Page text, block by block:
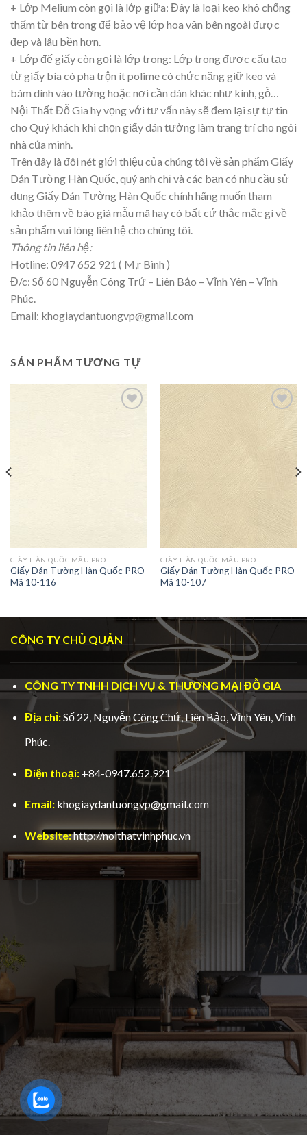
+ Lớp Melium còn gọi là lớp giữa: Đây là loại keo khô chống
thấm từ bên trong để bảo vệ lớp hoa văn bên ngoài được
đẹp và lâu bền hơn.
+ Lớp đế giấy còn gọi là lớp trong: Lớp trong được cấu tạo
từ giấy bìa có pha trộn ít polime có chức năng giữ keo và
bám dính vào tường hoặc nơi cần dán khác như kính, gỗ…
Nội Thất Đỗ Gia hy vọng với tư vấn này sẽ đem lại sự tự tin
cho Quý khách khi chọn giấy dán tường làm trang trí cho ngôi
nhà của mình.
Trên đây là đôi nét giới thiệu của chúng tôi về sản phẩm Giấy
Dán Tường Hàn Quốc, quý anh chị và các bạn có nhu cầu sử
dụng Giấy Dán Tường Hàn Quốc chính hãng muốn tham
khảo thêm về báo giá mẫu mã hay có bất cứ thắc mắc gì về
sản phẩm vui lòng liên hệ cho chúng tôi.
Thông tin liên hệ:
Hotline: 0947 652 921 ( M,r Bình )
Đ/c: Số 60 Nguyễn Công Trứ – Liên Bảo – Vĩnh Yên – Vĩnh
Phúc.
Email: khogiaydantuongvp@gmail.com
SẢN PHẨM TƯƠNG TỰ
GIẤY HÀN QUỐC MẪU PRO
Giấy Dán Tường Hàn Quốc PRO
Mã 10-116
THÍCH
NÀY
GIẤY HÀN QUỐC MẪU PRO
Giấy Dán Tường Hàn Quốc PRO
Mã 10-107
CÔNG TY CHỦ QUẢN
CÔNG TY TNHH DỊCH VỤ & THƯƠNG MẠI ĐỖ GIA
Địa chỉ:Số 22, Nguyễn Công Chứ, Liên Bảo, Vĩnh Yên, Vĩnh
Phúc.
Điện thoại: +84-0947.652.921
Email: khogiaydantuongvp@gmail.com
Website:http://noithatvinhphuc.vn